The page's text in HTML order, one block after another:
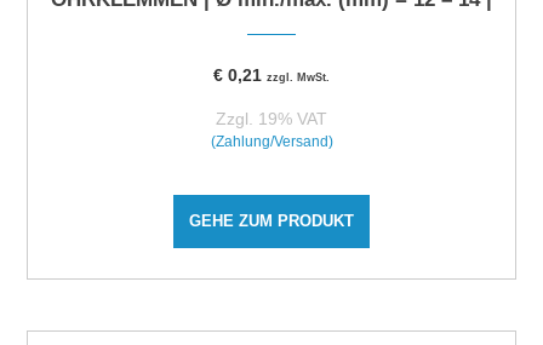
€ 0,21 zzgl. MwSt.
Zzgl. 19% VAT
(Zahlung/Versand)
GEHE ZUM PRODUKT